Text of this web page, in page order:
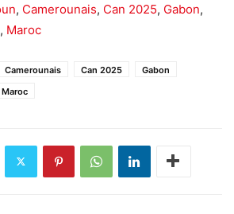
, Camerounais, Can 2025, Gabon,
, Maroc
Camerounais Can 2025
Gabon
Maroc